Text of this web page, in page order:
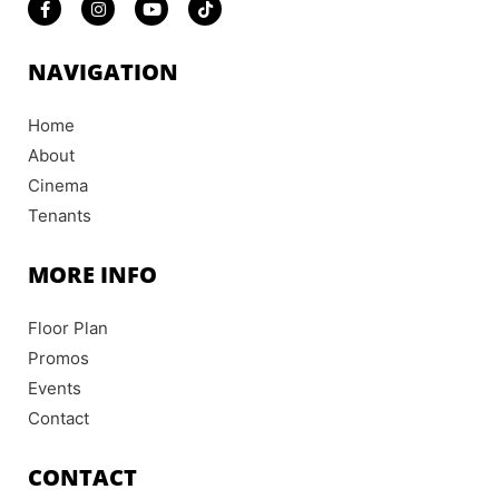
a
c
b
o
k
-
f
n
s
a
g
o
u
u
b
i
k
NAVIGATION
Home
About
Cinema
Tenants
MORE INFO
Floor Plan
Promos
Events
Contact
CONTACT